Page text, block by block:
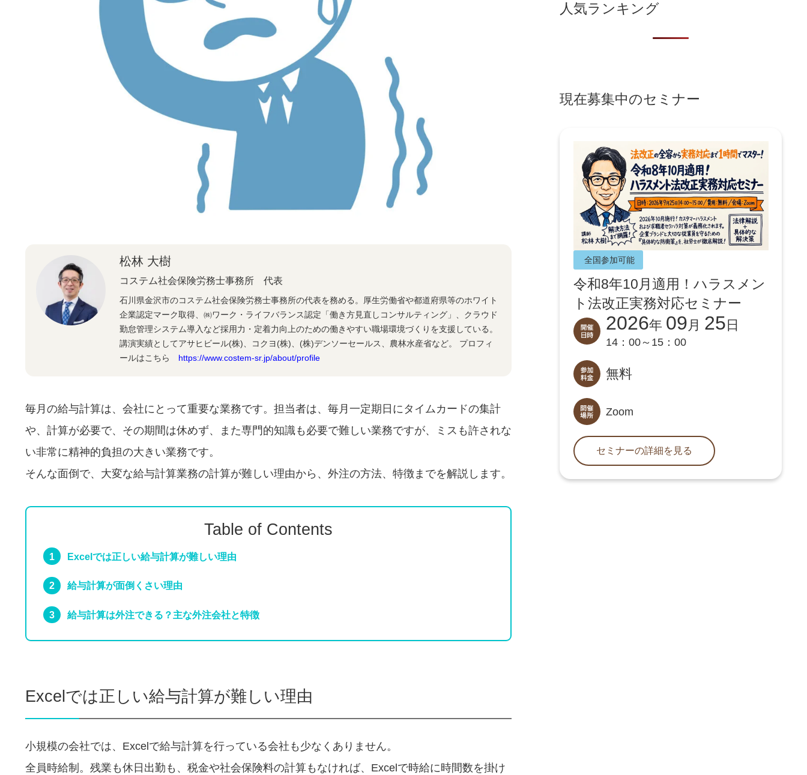
松林 大樹
コステム社会保険労務士事務所 代表
石川県金沢市のコステム社会保険労務士事務所の代表を務める。厚生労働省や都道府県等のホワイト
企業認定マーク取得、㈱ワーク・ライフバランス認定「働き方見直しコンサルティング」、クラウド
勤怠管理システム導入など採用力・定着力向上のための働きやすい職場環境づくりを支援している。
講演実績としてアサヒビール(株)、コクヨ(株)、(株)デンソーセールス、農林水産省など。 プロフィ
ールはこちら
https://www.costem-sr.jp/about/profile
毎月の給与計算は、会社にとって重要な業務です。担当者は、毎月一定期日にタイムカードの集計
や、計算が必要で、その期間は休めず、また専門的知識も必要で難しい業務ですが、ミスも許されな
い非常に精神的負担の大きい業務です。
そんな面倒で、大変な給与計算業務の計算が難しい理由から、外注の方法、特徴までを解説します。
Table of Contents
Excelでは正しい給与計算が難しい理由
給与計算が面倒くさい理由
給与計算は外注できる？主な外注会社と特徴
Excelでは正しい給与計算が難しい理由
小規模の会社では、Excelで給与計算を行っている会社も少なくありません。
全員時給制。残業も休日出勤も、税金や社会保険料の計算もなければ、Excelで時給に時間数を掛け
人気ランキング
現在募集中のセミナー
全国参加可能
令和8年10月適用！ハラスメン
ト法改正実務対応セミナー
2026年 09 月 25日
14：00～15：00
無料
Zoom
セミナーの詳細を見る